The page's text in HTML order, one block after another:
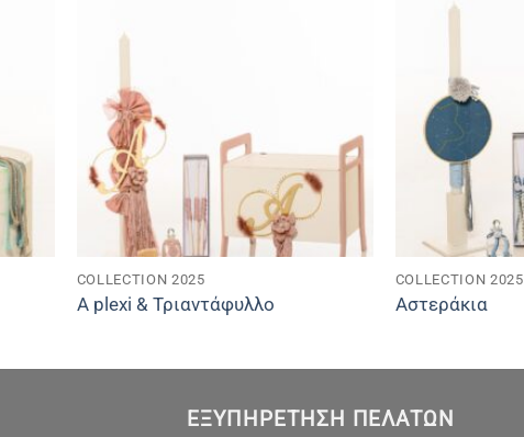
COLLECTION 2025
Α plexi & Τριαντάφυλλο
COLLECTION 2025
Αστεράκια
ΕΞΥΠΗΡΈΤΗΣΗ ΠΕΛΑΤΏΝ